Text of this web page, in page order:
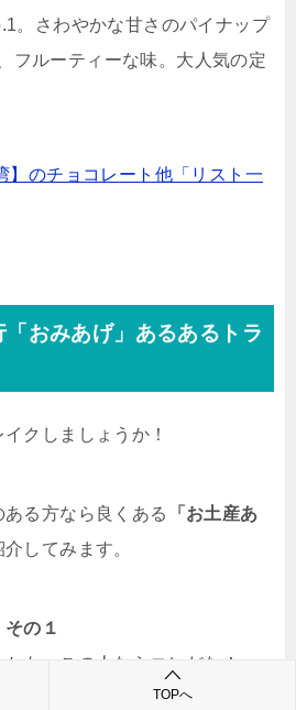
。さわやかな甘さのパイナップ
フルーティーな味。大人気の定
】のチョコレート他「リスト一
おみあげ」あるあるトラ
クしましょうか！
る方なら良くある
「お土産あ
してみます。
その１
かも。この人ならコレだな！」
から。この人にはコレにしない
TOPへ